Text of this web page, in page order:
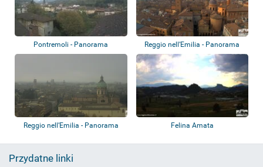
Pontremoli - Panorama
Reggio nell’Emilia - Panorama
miasta
Reggio nell’Emilia - Panorama Felina Amata
Przydatne linki